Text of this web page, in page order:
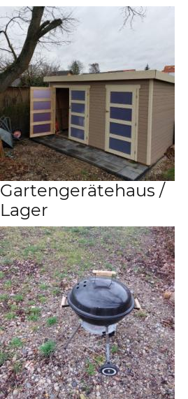
Gartengerätehaus /
Lager